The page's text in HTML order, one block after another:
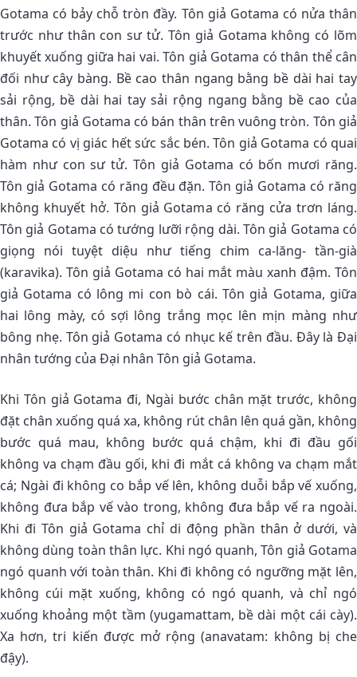
Gotama có bảy chỗ tròn đầy. Tôn giả Gotama có nửa thân
trước như thân con sư tử. Tôn giả Gotama không có lõm
khuyết xuống giữa hai vai. Tôn giả Gotama có thân thể cân
đối như cây bàng. Bề cao thân ngang bằng bề dài hai tay
sải rộng, bề dài hai tay sải rộng ngang bằng bề cao của
thân. Tôn giả Gotama có bán thân trên vuông tròn. Tôn giả
Gotama có vị giác hết sức sắc bén. Tôn giả Gotama có quai
hàm như con sư tử. Tôn giả Gotama có bốn mươi răng.
Tôn giả Gotama có răng đều đặn. Tôn giả Gotama có răng
không khuyết hở. Tôn giả Gotama có răng cửa trơn láng.
Tôn giả Gotama có tướng lưỡi rộng dài. Tôn giả Gotama có
giọng nói tuyệt diệu như tiếng chim ca-lăng- tần-già
(karavika). Tôn giả Gotama có hai mắt màu xanh đậm. Tôn
giả Gotama có lông mi con bò cái. Tôn giả Gotama, giữa
hai lông mày, có sợi lông trắng mọc lên mịn màng như
bông nhẹ. Tôn giả Gotama có nhục kế trên đầu. Ðây là Ðại
nhân tướng của Ðại nhân Tôn giả Gotama.
Khi Tôn giả Gotama đi, Ngài bước chân mặt trước, không
đặt chân xuống quá xa, không rút chân lên quá gần, không
bước quá mau, không bước quá chậm, khi đi đầu gối
không va chạm đầu gối, khi đi mắt cá không va chạm mắt
cá; Ngài đi không co bắp vế lên, không duỗi bắp vế xuống,
không đưa bắp vế vào trong, không đưa bắp vế ra ngoài.
Khi đi Tôn giả Gotama chỉ di động phần thân ở dưới, và
không dùng toàn thân lực. Khi ngó quanh, Tôn giả Gotama
ngó quanh với toàn thân. Khi đi không có ngưỡng mặt lên,
không cúi mặt xuống, không có ngó quanh, và chỉ ngó
xuống khoảng một tầm (yugamattam, bề dài một cái cày).
Xa hơn, tri kiến được mở rộng (anavatam: không bị che
đậy).